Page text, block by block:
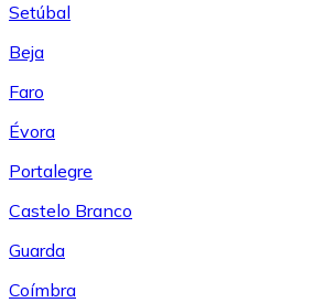
Setúbal
Beja
Faro
Évora
Portalegre
Castelo Branco
Guarda
Coímbra